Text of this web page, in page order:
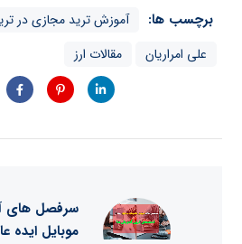
برچسب ها:
آموزش ترید مجازی در
علی امراریان
مقالات ارز
سرفصل های
موبایل ایده